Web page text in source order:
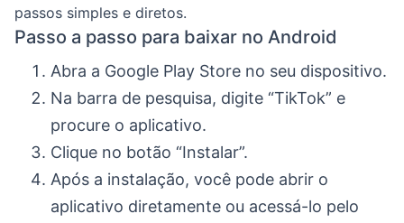
passos simples e diretos.
Passo a passo para baixar no Android
Abra a Google Play Store no seu dispositivo.
Na barra de pesquisa, digite “TikTok” e
procure o aplicativo.
Clique no botão “Instalar”.
Após a instalação, você pode abrir o
aplicativo diretamente ou acessá-lo pelo